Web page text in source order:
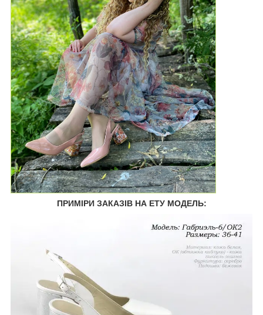
ПРИМІРИ ЗАКАЗІВ НА ЕТУ МОДЕЛЬ: